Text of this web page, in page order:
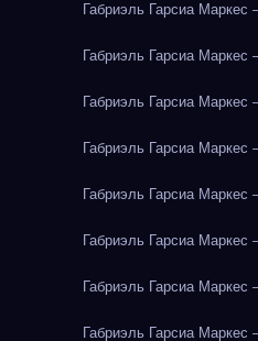
Габриэль Гарсиа
Габриэль Гарсиа
Габриэль Гарсиа
Габриэль Гарсиа
Габриэль Гарсиа
Габриэль Гарсиа
Габриэль Гарсиа
Габриэль Гарсиа